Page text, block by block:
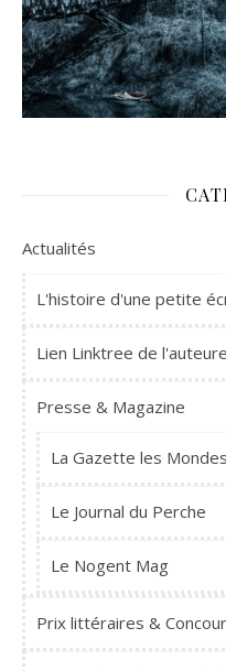
Actualités
L'histoire d'une petite
Lien Linktree de l'auteure
Presse & Magazine
La Gazette les
Le Journal du Perche
Le Nogent Mag
Prix littéraires &